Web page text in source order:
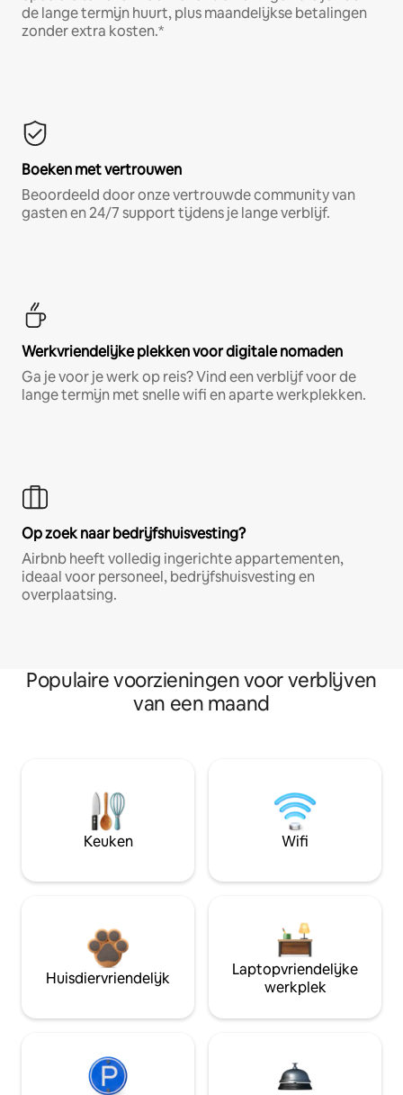
de lange termijn huurt, plus maandelijkse betalingen
zonder extra kosten.*
Boeken met vertrouwen
Beoordeeld door onze vertrouwde community van
gasten en 24/7 support tijdens je lange verblijf.
Werkvriendelijke plekken voor digitale nomaden
Ga je voor je werk op reis? Vind een verblijf voor de
lange termijn met snelle wifi en aparte werkplekken.
Op zoek naar bedrijfshuisvesting?
Airbnb heeft volledig ingerichte appartementen,
ideaal voor personeel, bedrijfshuisvesting en
overplaatsing.
Populaire voorzieningen voor verblijven
van een maand
Keuken Wifi
Huisdiervriendelijk
Laptopvriendelijke
werkplek